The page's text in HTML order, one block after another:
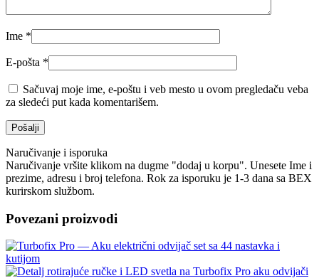
Ime *
E-pošta *
Sačuvaj moje ime, e-poštu i veb mesto u ovom pregledaču veba
za sledeći put kada komentarišem.
Naručivanje i isporuka
Naručivanje vršite klikom na dugme "dodaj u korpu". Unesete Ime i
prezime, adresu i broj telefona. Rok za isporuku je 1-3 dana sa BEX
kurirskom službom.
Povezani proizvodi